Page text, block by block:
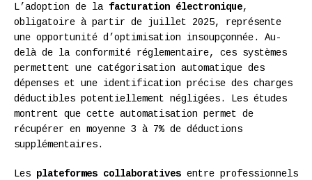
L’adoption de la facturation électronique,
obligatoire à partir de juillet 2025, représente
une opportunité d’optimisation insoupçonnée. Au-
delà de la conformité réglementaire, ces systèmes
permettent une catégorisation automatique des
dépenses et une identification précise des charges
déductibles potentiellement négligées. Les études
montrent que cette automatisation permet de
récupérer en moyenne 3 à 7% de déductions
supplémentaires.
Les plateformes collaboratives entre professionnels